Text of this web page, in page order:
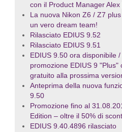
con il Product Manager
La nuova Nikon Z6 / Z7
un vero dream team!
Rilasciato EDIUS 9.52
Rilasciato EDIUS 9.51
EDIUS 9.50 ora disponibile
promozione EDIUS 9 "Plus"
gratuito alla prossima
Anteprima della nuova
9.50
Promozione fino al
Edition – oltre il 50% di
EDIUS 9.40.4896 rilasciato